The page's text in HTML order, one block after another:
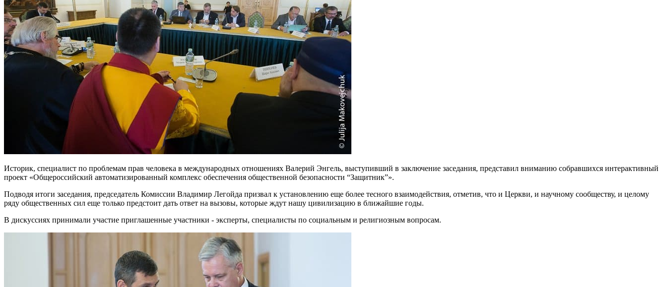
Историк, специалист по проблемам прав человека в международных отношениях Валерий Энгель, выступивший в заключение заседания, представил вниманию собравшихся интерактивный
проект «Общероссийский автоматизированный комплекс обеспечения общественной безопасности “Защитник”».
Подводя итоги заседания, председатель Комиссии Владимир Легойда призвал к установлению еще более тесного взаимодействия, отметив, что и Церкви, и научному сообществу, и целому
ряду общественных сил еще только предстоит дать ответ на вызовы, которые ждут нашу цивилизацию в ближайшие годы.
В дискуссиях принимали участие приглашенные участники - эксперты, специалисты по социальным и религиозным вопросам.